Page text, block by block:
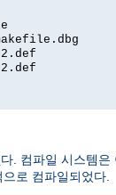
. 컴파일 시스템은
로 컴파일되었다.